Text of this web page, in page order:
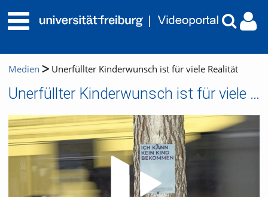
Medien Unerfüllter Kinderwunsch ist für viele Realität
Unerfüllter Kinderwunsch ist für viele Realität